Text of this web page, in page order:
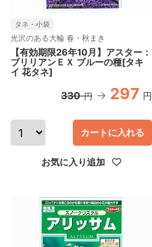
タネ・小袋
光沢のある大輪 春・秋まき
【有効期限26年10月】アスター：
ブリリアンＥＸ ブルーの種[タキ
イ 花タネ]
330 円 297 円
カートに入れる
お気に入り追加